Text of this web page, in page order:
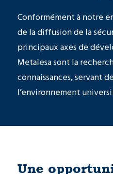
Conformément à notre
de la diffusion de la
principaux axes de
Metalesa sont la
connaissances, servant
l’environnement
Une